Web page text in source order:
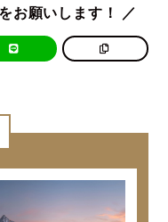
お願いします！ ／